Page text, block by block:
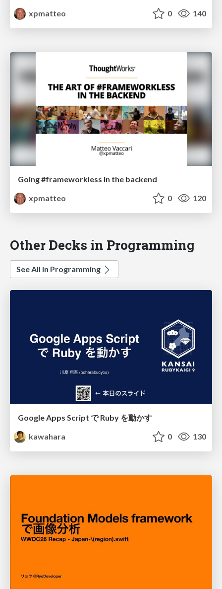
xpmatteo
0 140
Going #frameworkless in the backend
xpmatteo
0 120
Other Decks in Programming
See All in Programming
Google Apps Script で Ruby を動かす
kawahara
0 130